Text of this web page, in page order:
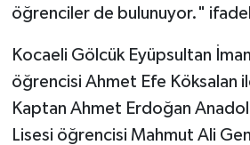
öğrenciler de bulunuyor."
Kocaeli Gölcük Eyüpsultan
öğrencisi Ahmet Efe Köksalan
Kaptan Ahmet Erdoğan
Lisesi öğrencisi Mahmut Ali